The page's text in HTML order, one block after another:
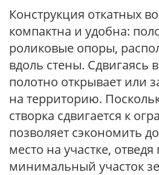
Конструкция откатных
компактна и удобна:
роликовые опоры,
вдоль стены. Сдвигаясь
полотно открывает или
на территорию.
створка сдвигается к
позволяет сэкономить
место на участке,
минимальный участок